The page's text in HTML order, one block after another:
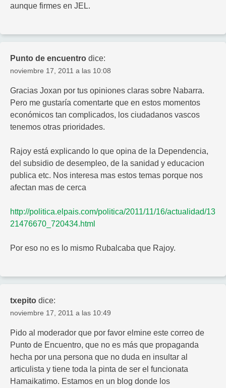
aunque firmes en JEL.
Punto de encuentro dice:
noviembre 17, 2011 a las 10:08
Gracias Joxan por tus opiniones claras sobre Nabarra.
Pero me gustaría comentarte que en estos momentos
económicos tan complicados, los ciudadanos vascos
tenemos otras prioridades.
Rajoy está explicando lo que opina de la Dependencia,
del subsidio de desempleo, de la sanidad y educacion
publica etc. Nos interesa mas estos temas porque nos
afectan mas de cerca
http://politica.elpais.com/politica/2011/11/16/actualidad/13
21476670_720434.html
Por eso no es lo mismo Rubalcaba que Rajoy.
txepito dice:
noviembre 17, 2011 a las 10:49
Pido al moderador que por favor elmine este correo de
Punto de Encuentro, que no es más que propaganda
hecha por una persona que no duda en insultar al
articulista y tiene toda la pinta de ser el funcionata
Hamaikatimo. Estamos en un blog donde los